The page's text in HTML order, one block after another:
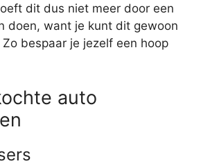
dit dus niet meer door een
doen, want je kunt dit gewoon
bespaar je jezelf een hoop
auto